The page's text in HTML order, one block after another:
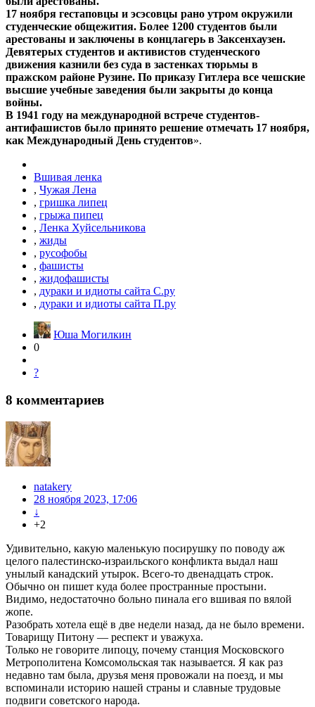
17 ноября гестаповцы и эсэсовцы рано утром окружили
студенческие общежития. Более 1200 студентов были
арестованы и заключены в концлагерь в Заксенхаузен.
Девятерых студентов и активистов студенческого
движения казнили без суда в застенках тюрьмы в
пражском районе Рузине. По приказу Гитлера все чешские
высшие учебные заведения были закрыты до конца
войны.
В 1941 году на международной встрече студентов-
антифашистов было принято решение отмечать 17 ноября,
как Международный День студентов».
Вшивая ленка
, Чужая Лена
, гришка липец
, грыжа пипец
, Ленка Хуйсельникова
, жиды
, русофобы
, фашисты
, жидофашисты
, дураки и идиоты сайта С.ру
, дураки и идиоты сайта П.ру
Юша Могилкин
0
?
8 комментариев
natakery
28 ноября 2023, 17:06
↓
+2
Удивительно, какую маленькую посирушку по поводу аж
целого палестинско-израильского конфликта выдал наш
унылый канадский утырок. Всего-то двенадцать строк.
Обычно он пишет куда более пространные простыни.
Видимо, недостаточно больно пинала его вшивая по вялой
жопе.
Разобрать хотела ещё в две недели назад, да не было времени.
Товарищу Питону — респект и уважуха.
Только не говорите липоцу, почему станция Московского
Метрополитена Комсомольская так называется. Я как раз
недавно там была, друзья меня провожали на поезд, и мы
вспоминали историю нашей страны и славные трудовые
подвиги советского народа.